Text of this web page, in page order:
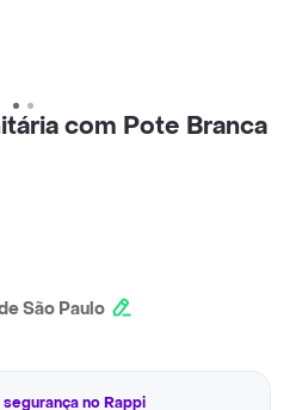
com Pote Branca
São Paulo
no Rappi